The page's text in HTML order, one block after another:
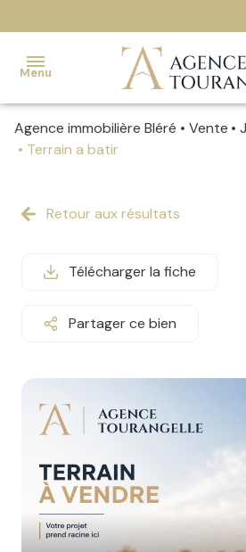
Menu
ACCUEIL
CONTACT
Agence immobilière Bléré Vente
Terrain a batir
Retour aux résultats
Télécharger la fiche
Partager ce bien